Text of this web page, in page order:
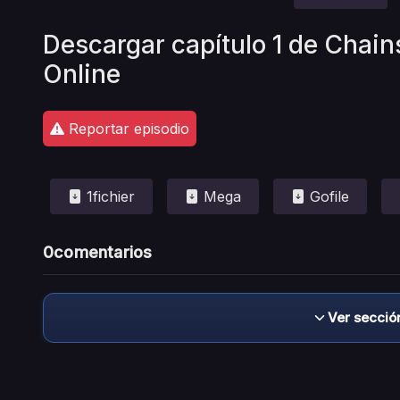
Descargar capítulo 1 de
Online
Reportar episodio
1fichier Mega Gofile
0comentarios
Ver